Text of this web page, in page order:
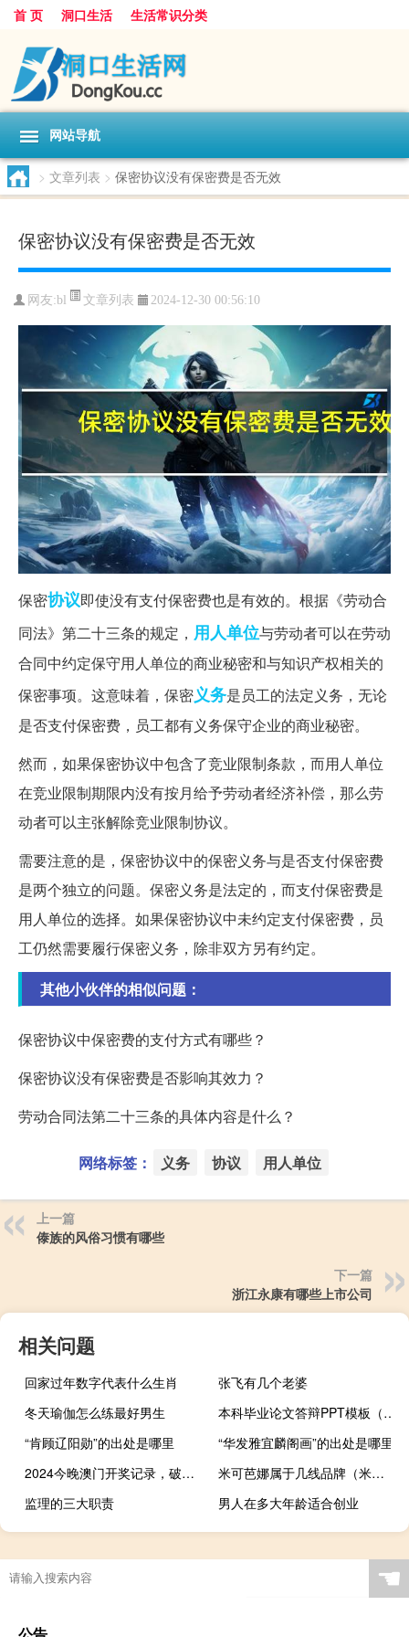
首 页 洞口生活 生活常识分类
网站导航
> 文章列表 > 保密协议没有保密费是否无效
保密协议没有保密费是否无效
网友:bl 文章列表 2024-12-30 00:56:10
保密协议即使没有支付保密费也是有效的。根据《劳动合
同法》第二十三条的规定， 用人单位与劳动者可以在劳动
合同中约定保守用人单位的商业秘密和与知识产权相关的
保密事项。这意味着，保密义务是员工的法定义务，无论
是否支付保密费，员工都有义务保守企业的商业秘密。
然而，如果保密协议中包含了竞业限制条款，而用人单位
在竞业限制期限内没有按月给予劳动者经济补偿，那么劳
动者可以主张解除竞业限制协议。
需要注意的是，保密协议中的保密义务与是否支付保密费
是两个独立的问题。保密义务是法定的，而支付保密费是
用人单位的选择。如果保密协议中未约定支付保密费，员
工仍然需要履行保密义务，除非双方另有约定。
其他小伙伴的相似问题：
保密协议中保密费的支付方式有哪些？
保密协议没有保密费是否影响其效力？
劳动合同法第二十三条的具体内容是什么？
网络标签： 义务 协议 用人单位
上一篇
傣族的风俗习惯有哪些
下一篇
浙江永康有哪些上市公司
相关问题
回家过年数字代表什么生肖
张飞有几个老婆
冬天瑜伽怎么练最好男生
本科毕业论文答辩PPT模板（本科毕业）
“肯顾辽阳勋”的出处是哪里
“华发雅宜麟阁画”的出处是哪里
2024今晚澳门开奖记录，破耗精选答案落实_正式版655.23
米可芭娜属于几线品牌（米可芭娜）
监理的三大职责
男人在多大年龄适合创业
☚